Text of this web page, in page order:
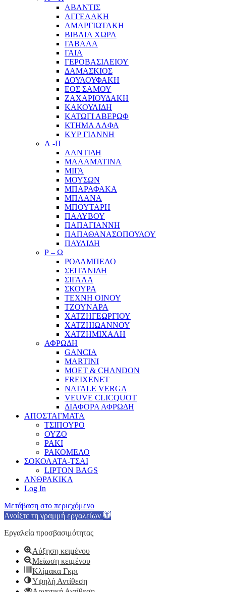
ΑΒΑΝΤΙΣ
ΑΓΓΕΛΑΚΗ
ΑΜΑΡΓΙΩΤΑΚΗ
ΒΙΒΛΙΑ ΧΩΡΑ
ΓΑΒΑΛΑ
ΓΑΙΑ
ΓΕΡΟΒΑΣΙΛΕΙΟΥ
ΔΑΜΑΣΚΙΟΣ
ΔΟΥΛΟΥΦΑΚΗ
ΕΟΣ ΣΑΜΟΥ
ΖΑΧΑΡΙΟΥΔΑΚΗ
ΚΑΚΟΥΛΙΔΗ
ΚΑΤΩΓΙ ΑΒΕΡΩΦ
ΚΤΗΜΑ ΑΛΦΑ
ΚΥΡ ΓΙΑΝΝΗ
Λ -Π
ΛΑΝΤΙΔΗ
ΜΑΛΑΜΑΤΙΝΑ
ΜΙΓΑ
ΜΟΥΣΩΝ
ΜΠΑΡΑΦΑΚΑ
ΜΠΛΑΝΑ
ΜΠΟΥΤΑΡΗ
ΠΑΛΥΒΟΥ
ΠΑΠΑΓΙΑΝΝΗ
ΠΑΠΑΘΑΝΑΣΟΠΟΥΛΟΥ
ΠΑΥΛΙΔΗ
Ρ – Ω
ΡΟΔΑΜΠΕΛΟ
ΣΕΙΤΑΝΙΔΗ
ΣΙΓΑΛΑ
ΣΚΟΥΡΑ
ΤΕΧΝΗ ΟΙΝΟΥ
ΤΖΟΥΝΑΡΑ
ΧΑΤΖΗΓΕΩΡΓΙΟΥ
ΧΑΤΖΗΙΩΑΝΝΟΥ
ΧΑΤΖΗΜΙΧΑΛΗ
ΑΦΡΩΔΗ
GANCIA
MARTINI
MOET & CHANDON
FREIXENET
NATALE VERGA
VEUVE CLICQUOT
ΔΙΑΦΟΡΑ ΑΦΡΩΔΗ
ΑΠΟΣΤΑΓΜΑΤΑ
ΤΣΙΠΟΥΡΟ
ΟΥΖΟ
ΡΑΚΙ
ΡΑΚΟΜΕΛΟ
ΣΟΚΟΛΑΤΑ-ΤΣΑΙ
LIPTON BAGS
ΑΝΘΡΑΚΙΚΑ
Log In
Μετάβαση στο περιεχόμενο
Ανοίξτε τη γραμμή εργαλείων
Εργαλεία προσβασιμότητας
Αύξηση κειμένου
Μείωση κειμένου
Κλίμακα Γκρι
Υψηλή Αντίθεση